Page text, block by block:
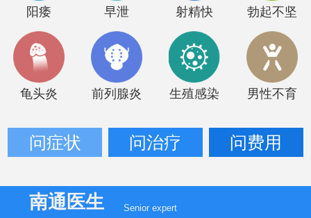
阳痿 早泄 射精快 勃起不坚
龟头炎 前列腺炎 生殖感染 男性不育
问症状 问治疗 问费用
南通医生 Senior expert